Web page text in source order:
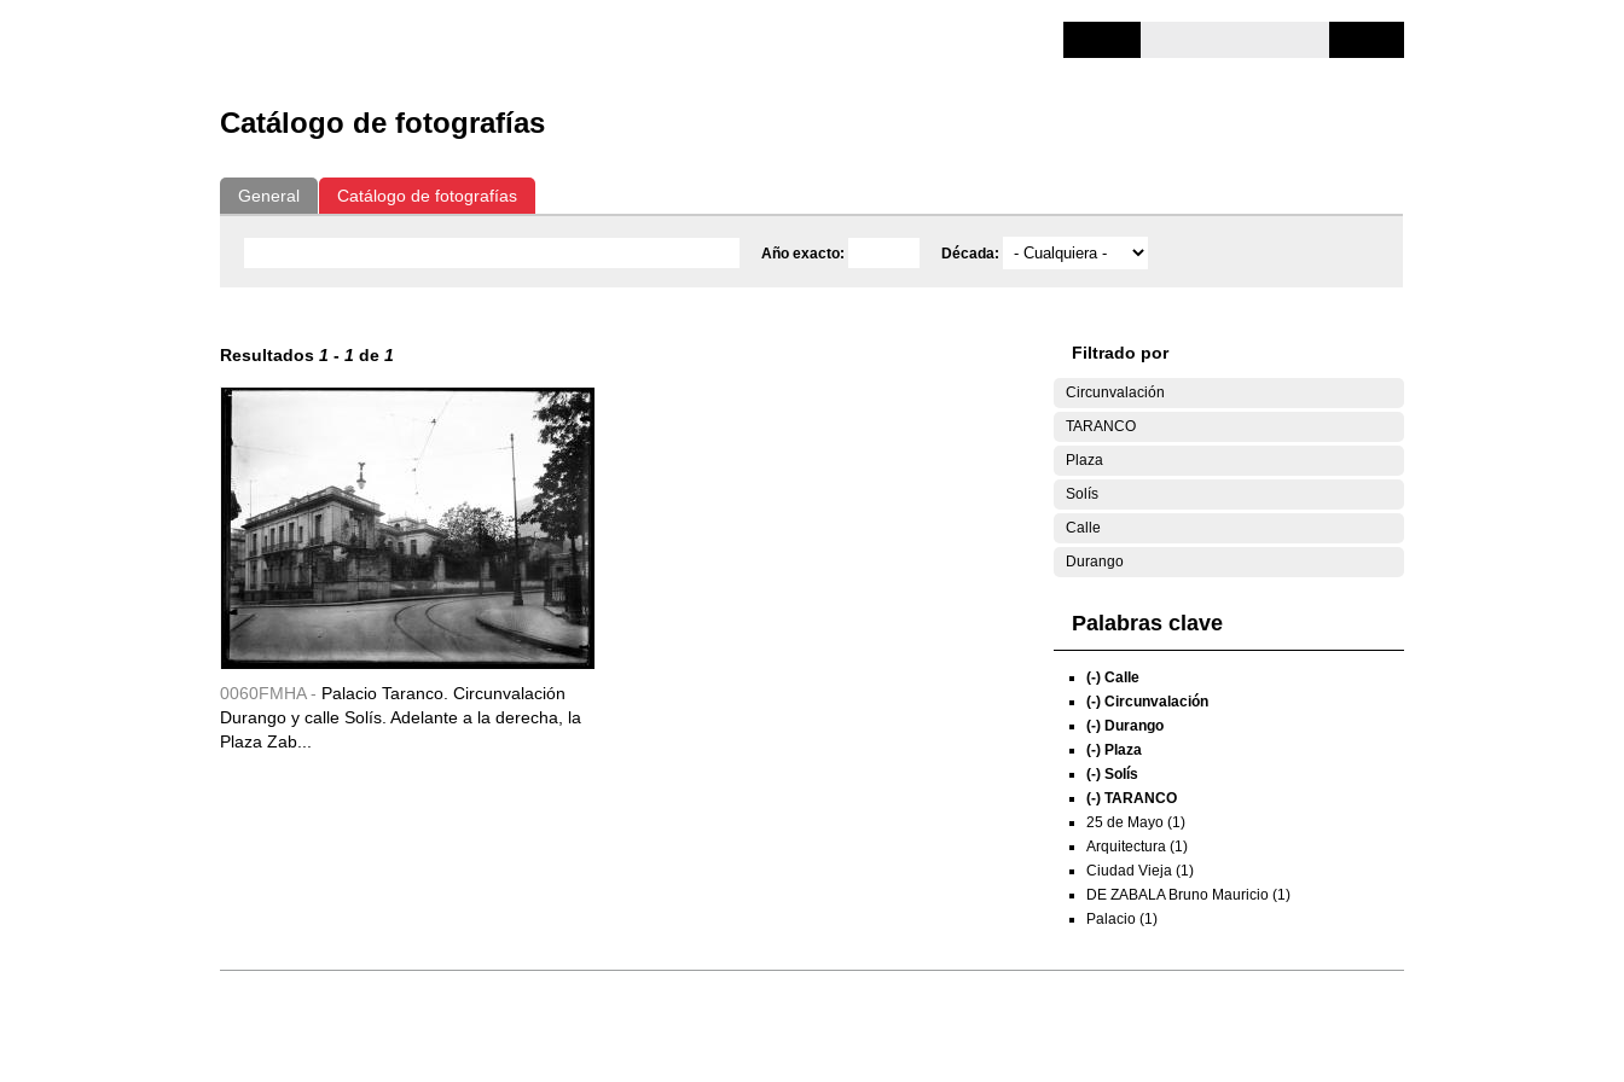
Catálogo de fotografías
General Catálogo de fotografías
Año exacto: Década:
Resultados 1 - 1 de 1
0060FMHA - Palacio Taranco. Circunvalación
Durango y calle Solís. Adelante a la derecha, la
Plaza Zab...
Filtrado por
Circunvalación
TARANCO
Plaza
Solís
Calle
Durango
Palabras clave
(-) Calle
(-) Circunvalación
(-) Durango
(-) Plaza
(-) Solís
(-) TARANCO
25 de Mayo (1)
Arquitectura (1)
Ciudad Vieja (1)
DE ZABALA Bruno Mauricio (1)
Palacio (1)